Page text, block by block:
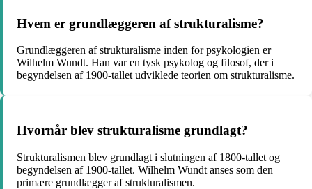
Hvem er grundlæggeren af strukturalisme?
Grundlæggeren af strukturalisme inden for psykologien er
Wilhelm Wundt. Han var en tysk psykolog og filosof, der i
begyndelsen af 1900-tallet udviklede teorien om strukturalisme.
Hvornår blev strukturalisme grundlagt?
Strukturalismen blev grundlagt i slutningen af 1800-tallet og
begyndelsen af 1900-tallet. Wilhelm Wundt anses som den
primære grundlægger af strukturalismen.